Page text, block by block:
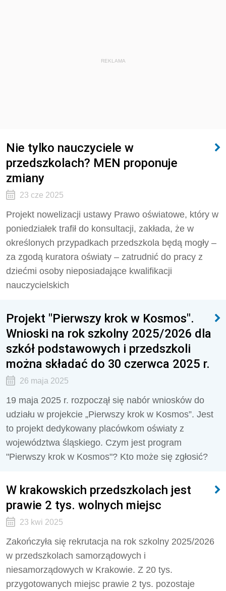
REKLAMA
Nie tylko nauczyciele w
przedszkolach? MEN proponuje
zmiany
23 cze 2025
Projekt nowelizacji ustawy Prawo oświatowe, który w
poniedziałek trafił do konsultacji, zakłada, że w
określonych przypadkach przedszkola będą mogły –
za zgodą kuratora oświaty – zatrudnić do pracy z
dziećmi osoby nieposiadające kwalifikacji
nauczycielskich
Projekt "Pierwszy krok w Kosmos".
Wnioski na rok szkolny 2025/2026 dla
szkół podstawowych i przedszkoli
można składać do 30 czerwca 2025 r.
26 maja 2025
19 maja 2025 r. rozpoczął się nabór wniosków do
udziału w projekcie „Pierwszy krok w Kosmos”. Jest
to projekt dedykowany placówkom oświaty z
województwa śląskiego. Czym jest program
"Pierwszy krok w Kosmos"? Kto może się zgłosić?
W krakowskich przedszkolach jest
prawie 2 tys. wolnych miejsc
23 kwi 2025
Zakończyła się rekrutacja na rok szkolny 2025/2026
w przedszkolach samorządowych i
niesamorządowych w Krakowie. Z 20 tys.
przygotowanych miejsc prawie 2 tys. pozostaje